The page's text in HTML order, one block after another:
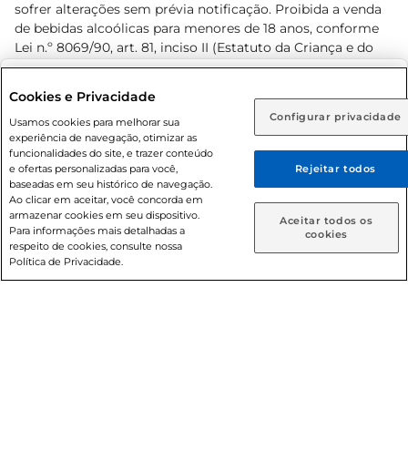
Rio de Janeiro (RJ) Goiás (GO)
Ou
Caso queira comprar online, informe como deseja receber
suas compras:
Entrega em casa Retire em Loja
sofrer alterações sem prévia notificação. Proibida a venda
de bebidas alcoólicas para menores de 18 anos, conforme
Lei n.º 8069/90, art. 81, inciso II (Estatuto da Criança e do
Adolescente). Preços e condições exclusivos para o
prévio. O valor mínimo para as compras on-line é de R$
80,00.
© 2026 Copyright. Todos os direitos
reservados Prezunic.
Cookies e Privacidade
Usamos cookies para melhorar sua
experiência de navegação, otimizar as
funcionalidades do site, e trazer conteúdo
e ofertas personalizadas para você,
baseadas em seu histórico de navegação.
Ao clicar em aceitar, você concorda em
armazenar cookies em seu dispositivo.
Para informações mais detalhadas a
respeito de cookies, consulte nossa
Política de Privacidade.
Configurar privacidade
Rejeitar todos
Aceitar todos os
cookies